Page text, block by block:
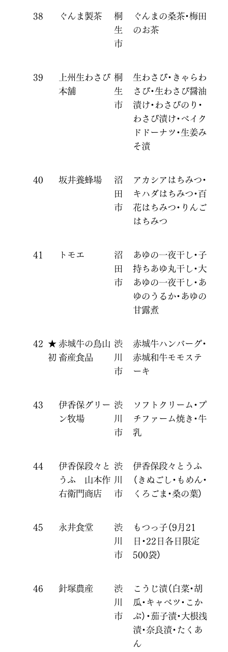
38 ぐんま製茶
桐
生
市
ぐんまの桑茶・梅田
のお茶
39
上州生わさび
本舗
桐
生
市
生わさび・きゃらわ
さび・生わさび醤油
漬け・わさびのり・
わさび漬け・ベイク
ドドーナツ・生姜み
そ漬
40 坂井養蜂場
沼
田
市
アカシアはちみつ・
キハダはちみつ・百
花はちみつ・りんご
はちみつ
41 トモエ
沼
田
市
あゆの一夜干し・子
持ちあゆ丸干し・大
あゆの一夜干し・あ
ゆのうるか・あゆの
甘露煮
42
★
初
赤城牛の鳥山
畜産食品
渋
川
市
赤城牛ハンバーグ・
赤城和牛モモステ
ーキ
43
伊香保グリー
ン牧場
渋
川
市
ソフトクリーム・プ
チファーム焼き・牛
乳
44
伊香保段々と
うふ 山本作
右衛門商店
渋
川
市
伊香保段々とうふ
（きぬごし・もめん・
くろごま・桑の葉）
45 永井食堂
渋
川
市
もつっ子（9月21
日・22日各日限定
500袋）
46 針塚農産
渋
川
市
こうじ漬（白菜・胡
瓜・キャベツ・こか
ぶ）・茄子漬・大根浅
漬・奈良漬・たくあ
ん